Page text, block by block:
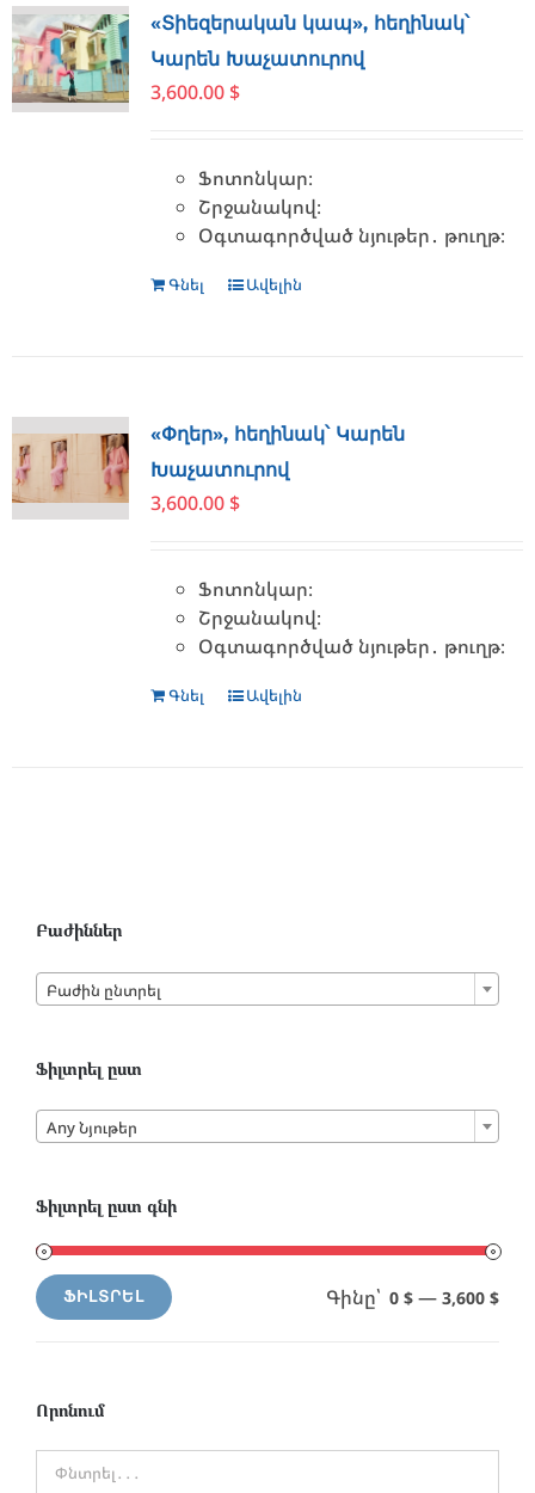
The
options
the
product
page
«Տիեզերական կապ», հեղինակ՝
Կարեն Խաչատուրով
3,600.00 $
Ֆոտոնկար։
Շրջանակով։
Օգտագործված նյութեր․ թուղթ։
Գնել Ավելին
«Փղեր», հեղինակ՝ Կարեն
Խաչատուրով
3,600.00 $
Ֆոտոնկար։
Շրջանակով։
Օգտագործված նյութեր․ թուղթ։
Գնել Ավելին
Բաժիններ
Բաժին ընտրել
Ֆիլտրել ըստ
Any Նյութեր
Ֆիլտրել ըստ գնի
Min
MaxՖԻԼՏՐԵԼ Գինը՝ 0 $ — 3,600 $
Որոնում